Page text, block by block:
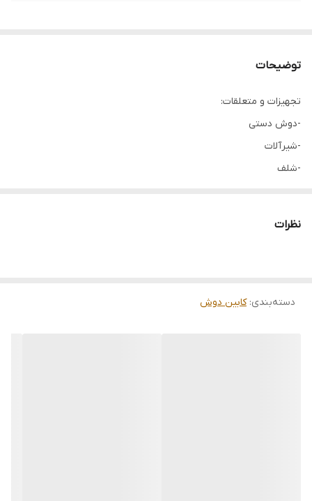
توضیحات
تجهیزات و متعلقات:
-دوش دستی
-شيرآلات
-شلف
-دوش سقفی
نظرات
دسته‌بندی:کابین دوش